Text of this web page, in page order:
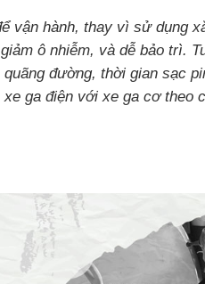
vận hành, thay vì sử dụng
ô nhiễm, và dễ bảo trì.
đường, thời gian sạc
ga điện với xe ga cơ theo